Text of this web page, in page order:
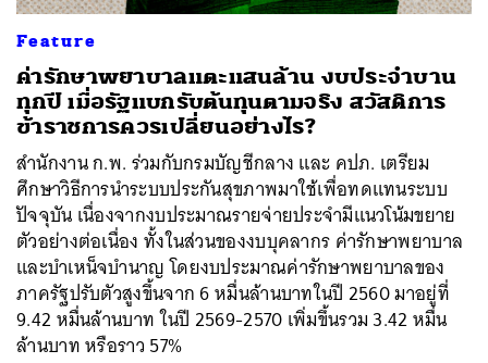
Feature
ค่ารักษาพยาบาลแตะแสนล้าน งบประจำบาน
ทุกปี เมื่อรัฐแบกรับต้นทุนตามจริง สวัสดิการ
ข้าราชการควรเปลี่ยนอย่างไร?
สำนักงาน ก.พ. ร่วมกับกรมบัญชีกลาง และ คปภ. เตรียม
ศึกษาวิธีการนำระบบประกันสุขภาพมาใช้เพื่อทดแทนระบบ
ปัจจุบัน เนื่องจากงบประมาณรายจ่ายประจำมีแนวโน้มขยาย
ตัวอย่างต่อเนื่อง ทั้งในส่วนของงบบุคลากร ค่ารักษาพยาบาล
และบำเหน็จบำนาญ โดยงบประมาณค่ารักษาพยาบาลของ
ภาครัฐปรับตัวสูงขึ้นจาก 6 หมื่นล้านบาทในปี 2560 มาอยู่ที่
9.42 หมื่นล้านบาท ในปี 2569-2570 เพิ่มขึ้นรวม 3.42 หมื่น
ล้านบาท หรือราว 57%